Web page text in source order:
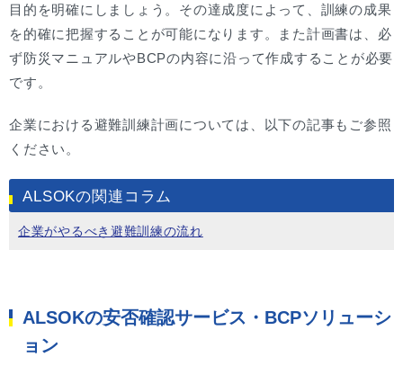
目的を明確にしましょう。その達成度によって、訓練の成果
を的確に把握することが可能になります。また計画書は、必
ず防災マニュアルやBCPの内容に沿って作成することが必要
です。
企業における避難訓練計画については、以下の記事もご参照
ください。
ALSOKの関連コラム
企業がやるべき避難訓練の流れ
ALSOKの安否確認サービス・BCPソリューシ
ョン